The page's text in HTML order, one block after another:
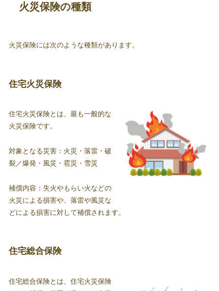
火災保険の種類
火災保険には次のような種類があります。
住宅火災保険
住宅火災保険とは、最も一般的な
火災保険です。
対象となる災害：火災・落雷・破
裂／爆発・風災・雹災・雪災
補償内容：失火やもらい火などの
火災による損害や、落雷や風災な
どによる損害に対して補償されます。
住宅総合保険
住宅総合保険とは、住宅火災保険